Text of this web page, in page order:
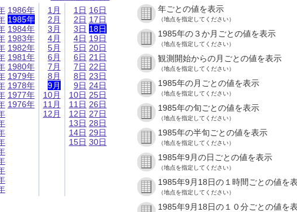
1986年
1985年
1984年
1983年
1982年
1981年
1980年
1979年
1978年
1977年
1976年
1月
2月
3月
4月
5月
6月
7月
8月
9月
10月
11月
12月
1日
2日
3日
4日
5日
6日
7日
8日
9日
10日
11日
12日
13日
14日
15日
16日
17日
18日
19日
20日
21日
22日
23日
24日
25日
26日
27日
28日
29日
30日
年ごとの値を表示
（地点を指定してください）
1985年の３か月ごとの値を表示
（地点を指定してください）
観測開始からの月ごとの値を表示
（地点を指定してください）
1985年の月ごとの値を表示
（地点を指定してください）
1985年の旬ごとの値を表示
（地点を指定してください）
1985年の半旬ごとの値を表示
（地点を指定してください）
1985年9月の日ごとの値を表示
（地点を指定してください）
1985年9月18日の１時間ごとの値を
（地点を指定してください）
1985年9月18日の１０分ごとの値を